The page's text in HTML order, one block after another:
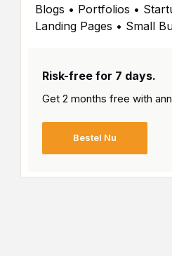
Blogs • Portfolios •
Landing Pages • Small
Risk-free for 7 days.
Get 2 months free with
Bestel Nu